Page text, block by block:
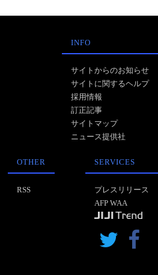
INFO
サイトからのお知らせ
サイトに関するヘルプ
採用情報
訂正記事
サイトマップ
ニュース提供社
OTHER
RSS
SERVICES
プレスリリース
AFP WAA